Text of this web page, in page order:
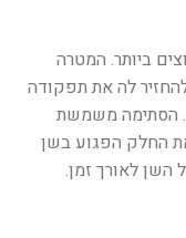
ביותר. המטרה
לה את תפקודה
הסתימה משמשת
החלק הפגוע בשן
השן לאורך זמן.